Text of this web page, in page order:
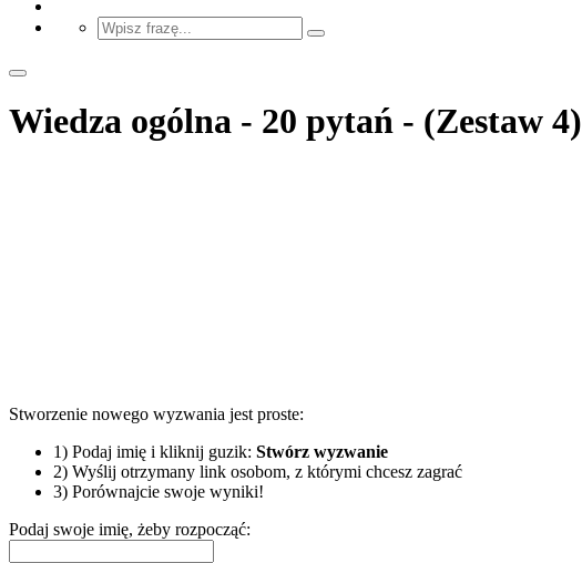
Wiedza ogólna - 20 pytań - (Zestaw 4)
Stworzenie nowego wyzwania jest proste:
1) Podaj imię i kliknij guzik: Stwórz wyzwanie
2) Wyślij otrzymany link osobom, z którymi chcesz zagrać
3) Porównajcie swoje wyniki!
Podaj swoje imię, żeby rozpocząć: